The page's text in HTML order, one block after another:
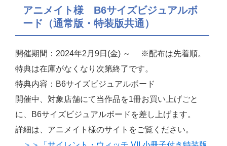
アニメイト様 B6サイズビジュアルボ
ード（通常版・特装版共通）
開催期間：2024年2月9日(金) ～ ※配布は先着順。
特典は在庫がなくなり次第終了です。
特典内容：B6サイズビジュアルボード
開催中、対象店舗にて当作品を1冊お買い上げごと
に、B6サイズビジュアルボードを差し上げます。
詳細は、アニメイト様のサイトをご覧ください。